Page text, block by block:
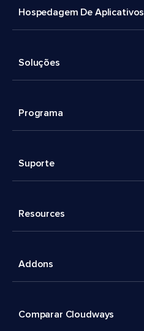
Hospedagem De Aplicativos
Soluções
Programa
Suporte
Resources
Addons
Comparar Cloudways